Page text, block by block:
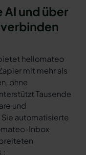
und über
hellomateo
mit mehr als
ohne
Tausende
und
automatisierte
Inbox